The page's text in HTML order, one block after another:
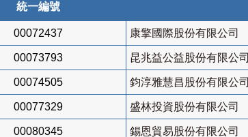
統一編號
00072437 康擎國際股份有限公司
00073793 昆兆益公益股份有限公司
00074505 鈞淳雅慧昌股份有限公司
00077329 盛林投資股份有限公司
00080345 錫恩貿易股份有限公司